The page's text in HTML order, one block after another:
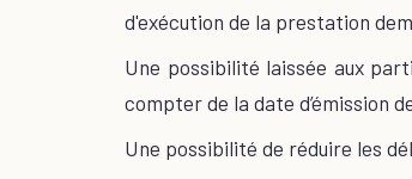
d'exécution de la prestation
Une possibilité laissée aux
compter de la date d’émission
Une possibilité de réduire les